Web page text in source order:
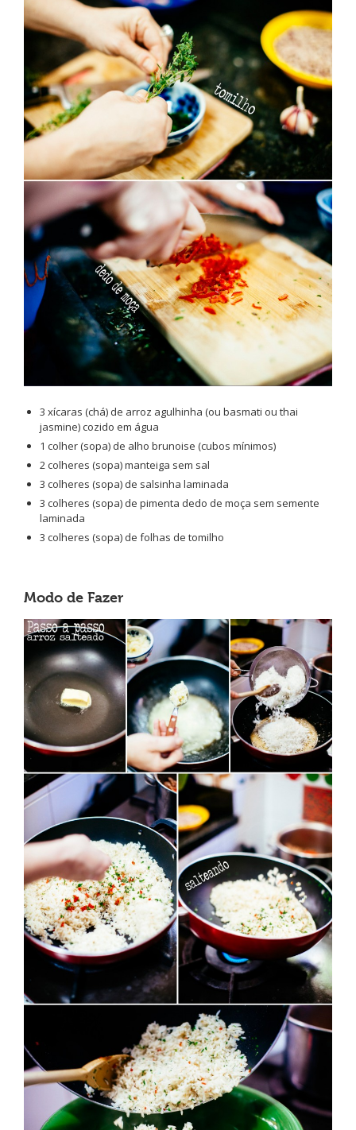
3 xícaras (chá) de arroz agulhinha (ou basmati ou thai
jasmine) cozido em água
1 colher (sopa) de alho brunoise (cubos mínimos)
2 colheres (sopa) manteiga sem sal
3 colheres (sopa) de salsinha laminada
3 colheres (sopa) de pimenta dedo de moça sem semente
laminada
3 colheres (sopa) de folhas de tomilho
Modo de Fazer